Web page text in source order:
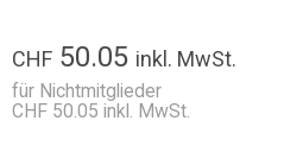
CHF 50.05 inkl. MwSt.
für Nichtmitglieder
CHF 50.05 inkl. MwSt.